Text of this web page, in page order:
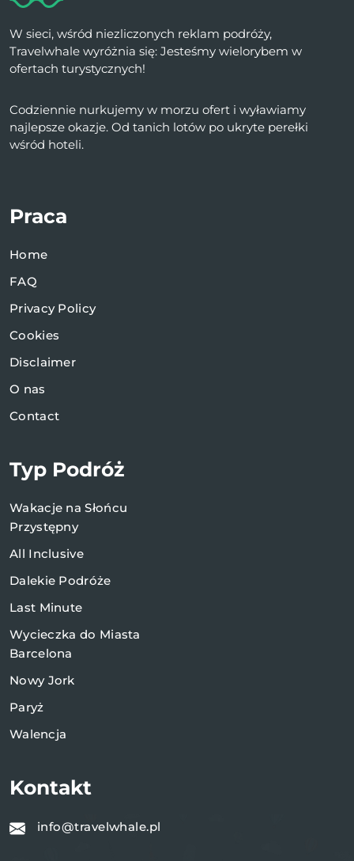
W sieci, wśród niezliczonych reklam podróży,
Travelwhale wyróżnia się: Jesteśmy wielorybem w
ofertach turystycznych!
Codziennie nurkujemy w morzu ofert i wyławiamy
najlepsze okazje. Od tanich lotów po ukryte perełki
wśród hoteli.
Praca
Home
FAQ
Privacy Policy
Cookies
Disclaimer
O nas
Contact
Typ Podróż
Wakacje na Słońcu
Przystępny
All Inclusive
Dalekie Podróże
Last Minute
Wycieczka do Miasta
Barcelona
Nowy Jork
Paryż
Walencja
Kontakt
info@travelwhale.pl